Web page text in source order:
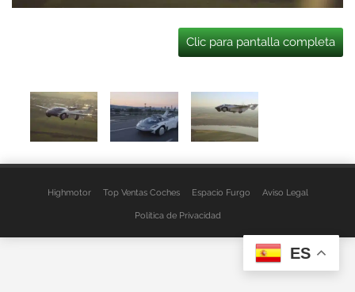
Clic para pantalla completa
Highmotor Top Ventas Coches Espacio Furgo Aviso Legal
Política de Privacidad
ES